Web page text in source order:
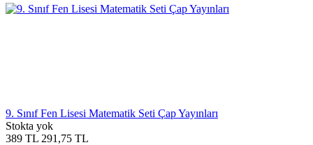
9. Sınıf Fen Lisesi Matematik Seti Çap Yayınları
Stokta yok
389 TL 291,75 TL